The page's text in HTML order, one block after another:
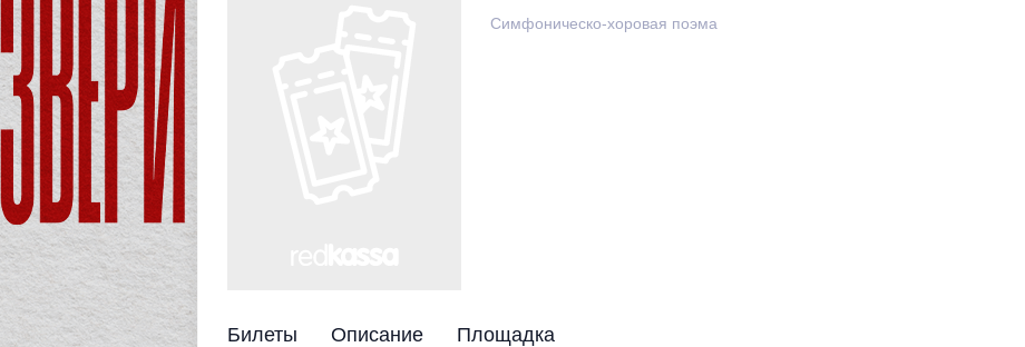
Симфоническо-хоровая поэма
Билеты Описание Площадка